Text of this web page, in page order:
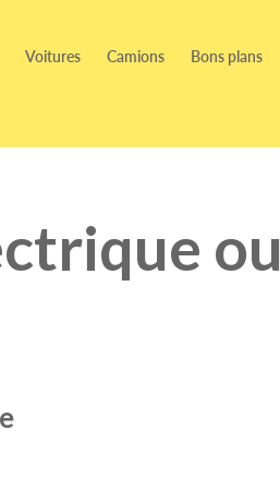
Voitures Camions Bons plans
ou